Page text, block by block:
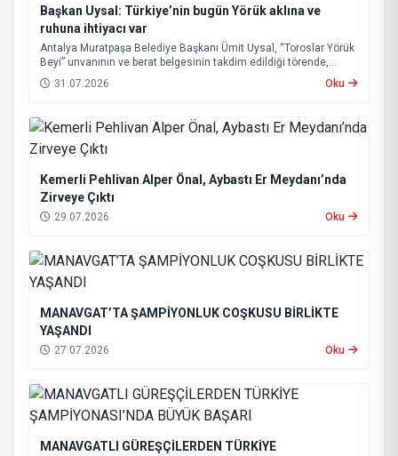
Başkan Uysal: Türkiye’nin bugün Yörük aklına ve
ruhuna ihtiyacı var
Antalya Muratpaşa Belediye Başkanı Ümit Uysal, “Toroslar Yörük
Beyi” unvanının ve berat belgesinin takdim edildiği törende,
Yörük kültürünün liyakat, dayanışma, bağımsızlık, üretkenlik ve
sorun çözme anlayışıyla Türkiye’nin geleceğine yön verecek
31.07.2026 Oku
Kemerli Pehlivan Alper Önal, Aybastı Er Meydanı’nda
Zirveye Çıktı
29.07.2026 Oku
MANAVGAT’TA ŞAMPİYONLUK COŞKUSU BİRLİKTE
YAŞANDI
27.07.2026 Oku
MANAVGATLI GÜREŞÇİLERDEN TÜRKİYE